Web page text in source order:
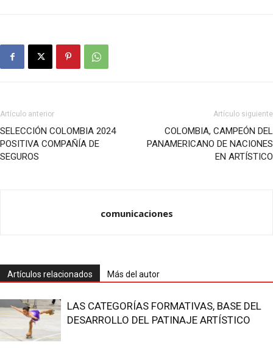
Artículo anterior
SELECCIÓN COLOMBIA 2024
POSITIVA COMPAÑÍA DE
SEGUROS
Artículo siguiente
COLOMBIA, CAMPEÓN DEL
PANAMERICANO DE NACIONES
EN ARTÍSTICO
comunicaciones
Artículos relacionados Más del autor
LAS CATEGORÍAS FORMATIVAS, BASE DEL
DESARROLLO DEL PATINAJE ARTÍSTICO